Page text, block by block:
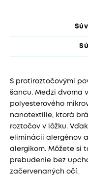
S protiroztočovými
šancu. Medzi dvoma
polyesterového
nanotextílie, ktorá
roztočov v lôžku.
eliminácii alergénov
alergikom. Môžete si
prebudenie bez
začervenaných očí.